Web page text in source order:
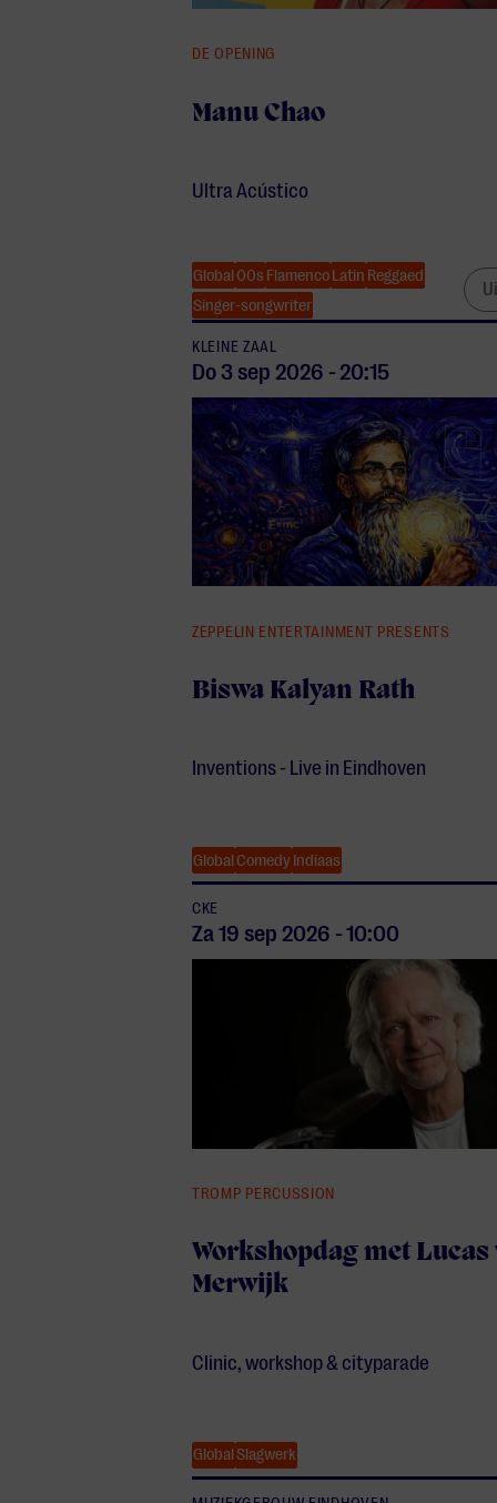
Manu Chao
DE OPENING
Ultra Acústico
Global00s FlamencoLatin Reggaed
Singer-songwriter
KLEINE ZAAL
Do 3 sep 2026 -20:15
Biswa Kalyan Rath
ZEPPELIN ENTERTAINMENT PRESENTS
Inventions - Live in Eindhoven
GlobalComedyIndiaas
CKE
Za 19 sep 2026 -10:00
Workshopdag met Lucas
Merwijk
TROMP PERCUSSION
Clinic, workshop & cityparade
GlobalSlagwerk